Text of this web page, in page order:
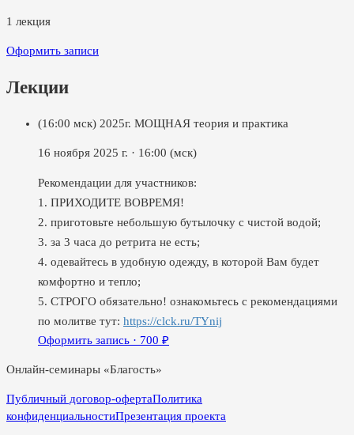
1 лекция
Оформить записи
Лекции
(16:00 мск) 2025г. МОЩНАЯ теория и практика
16 ноября 2025 г. · 16:00 (мск)
Рекомендации для участников:
1. ПРИХОДИТЕ ВОВРЕМЯ!
2. приготовьте небольшую бутылочку с чистой водой;
3. за 3 часа до ретрита не есть;
4. одевайтесь в удобную одежду, в которой Вам будет
комфортно и тепло;
5. СТРОГО обязательно! ознакомьтесь с рекомендациями
по молитве тут: https://clck.ru/TYnij
Оформить запись · 700 ₽
Онлайн-семинары «Благость»
Публичный договор-офертаПолитика
конфиденциальностиПрезентация проекта